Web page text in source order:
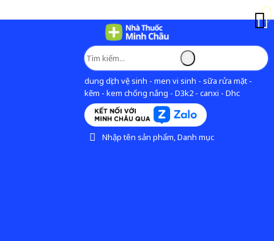
dung dịch vệ sinh - men vi sinh - sữa rửa mặt -
kẽm - kem chống nắng - D3k2 - canxi - Dhc
Nhập tên sản phẩm, Danh mục